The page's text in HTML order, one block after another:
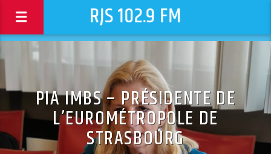
RJS 102.9 FM
PIA IMBS – PRÉSIDENTE DE
L’EUROMÉTROPOLE DE
STRASBOURG